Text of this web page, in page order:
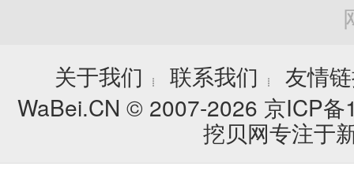
关于我们
┊ 联系我们 ┊
友情
WaBei.CN © 2007-2026 京ICP
挖贝网专注于